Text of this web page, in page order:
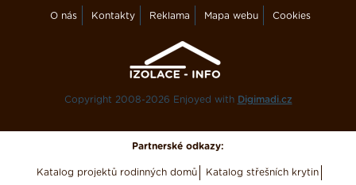
O nás Kontakty Reklama Mapa webu Cookies
Copyright 2008-2026 Enjoyed with Digimadi.cz
Partnerské odkazy:
Katalog projektů rodinných domů Katalog střešních krytin